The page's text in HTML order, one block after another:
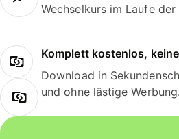
Wechselkurs im Laufe
Komplett kostenlos,
Download in
und ohne lästige Werbung.